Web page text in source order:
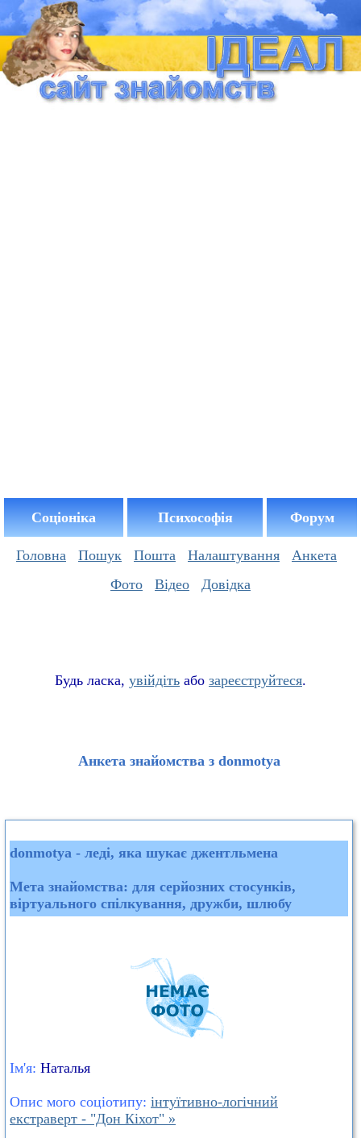
Соціоніка Психософія Форум
Головна Пошук Пошта Налаштування
Анкета
Фото
Відео Довідка
Будь ласка, увійдіть або зареєструйтеся.
Анкета знайомства з donmotya
donmotya - леді, яка шукає джентльмена
Мета знайомства: для серйозних стосунків,
віртуального спілкування, дружби, шлюбу
Ім'я: Наталья
Опис мого соціотипу: інтуїтивно-логічний
екстраверт - "Дон Кіхот" »